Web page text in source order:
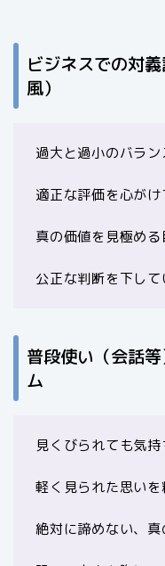
ビジネスでの対
風）
過大と過小のバラン
適正な評価を心がけ
真の価値を見極める
公正な判断を下して
普段使い（会話
ム
見くびられても気
軽く見られた思い
絶対に諦めない、真